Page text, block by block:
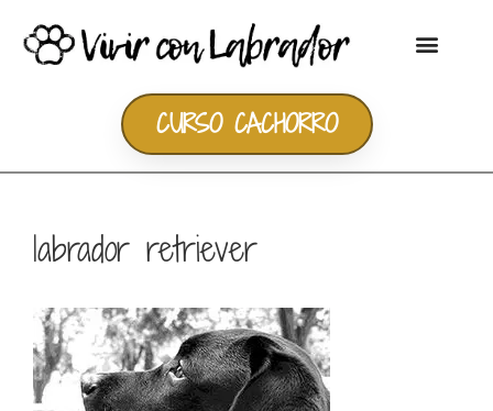
CURSO CACHORRO
labrador retriever